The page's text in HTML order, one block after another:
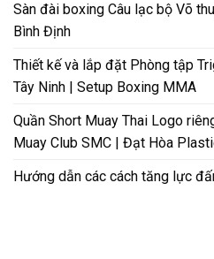
Sàn đài boxing Câu lạc bộ Võ
Bình Định
Thiết kế và lắp đặt Phòng tập
Tây Ninh | Setup Boxing MMA
Quần Short Muay Thai Logo
Muay Club SMC | Đạt Hòa
Hướng dẫn các cách tăng lực